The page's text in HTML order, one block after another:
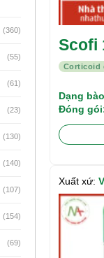
(360)
(55)
(61)
(23)
(130)
(140)
(107)
(154)
(69)
Corticoid
Scofi
Dạng
Đóng
Xuất xứ: